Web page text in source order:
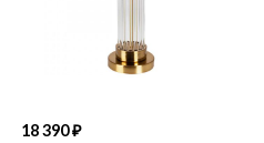
18 390